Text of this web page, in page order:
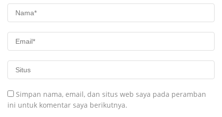
Simpan nama, email, dan situs web saya pada peramban
ini untuk komentar saya berikutnya.